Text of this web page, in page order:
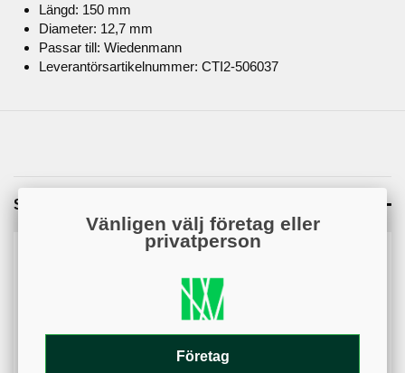
Längd: 150 mm
Diameter: 12,7 mm
Passar till: Wiedenmann
Leverantörsartikelnummer: CTI2-506037
Specifikation
Web - artikelgruppering CTI
Vänligen välj företag eller
privatperson
Företag